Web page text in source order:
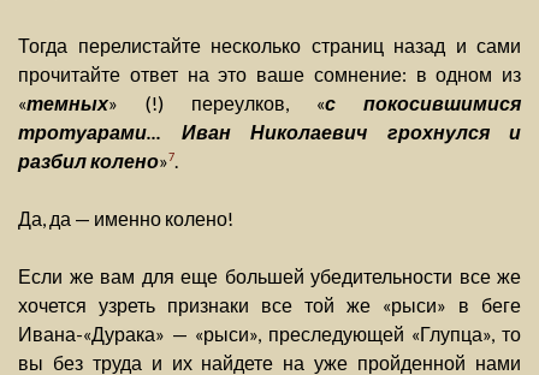
Тогда перелистайте несколько страниц назад и сами
прочитайте ответ на это ваше сомнение: в одном из
«темных» (!) переулков, «с покосившимися
тротуарами... Иван Николаевич грохнулся и
разбил колено»7
Да, да — именно колено!
Если же вам для еще большей убедительности все же
хочется узреть признаки все той же «рыси» в беге
Ивана-«Дурака» — «рыси», преследующей «Глупца», то
вы без труда и их найдете на уже пройденной нами